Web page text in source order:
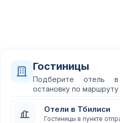
Гостиницы
Подберите отель
остановку по маршруту
Отели в Тбилиси
Гостиницы в пункте